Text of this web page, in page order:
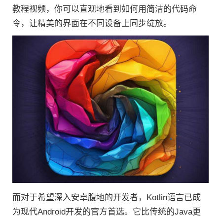
教程视频，你可以直观地看到如何用简洁的代码命
令，让精美的界面在不同设备上同步绽放。
而对于希望深入安卓腹地的开发者，Kotlin语言已成
为现代Android开发的官方首选。它比传统的Java更